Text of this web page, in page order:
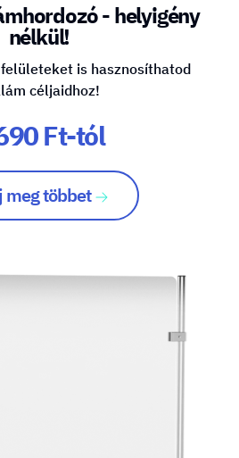
- helyigény
nélkül!
is hasznosíthatod
céljaidhoz!
Ft-tól
meg többet